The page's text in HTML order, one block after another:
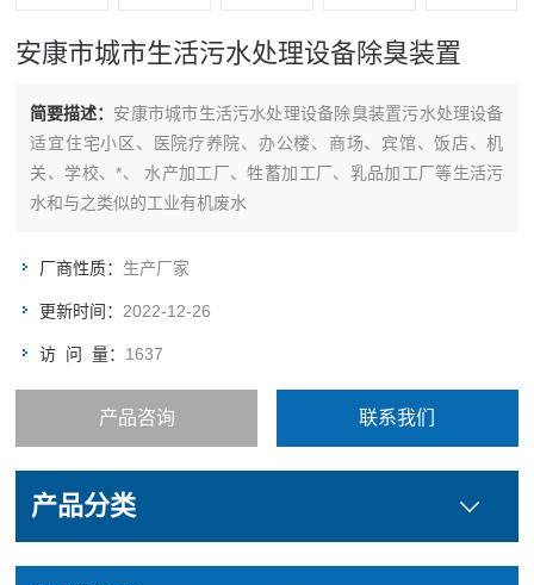
安康市城市生活污水处理设备除臭装置
简要描述： 安康市城市生活污水处理设备除臭装置污水处理设备
适宜住宅小区、医院疗养院、办公楼、商场、宾馆、饭店、机
关、学校、*、 水产加工厂、牲蓄加工厂、乳品加工厂等生活污
水和与之类似的工业有机废水
厂商性质： 生产厂家
更新时间： 2022-12-26
访 问 量： 1637
产品咨询 联系我们
产品分类